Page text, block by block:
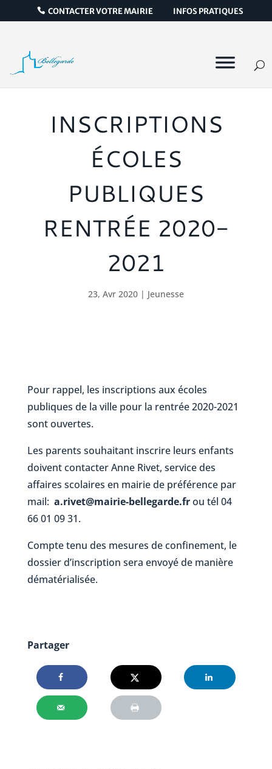
CONTACTER VOTRE MAIRIE INFOS PRATIQUES
INSCRIPTIONS
ÉCOLES
PUBLIQUES
RENTRÉE 2020-
2021
23, Avr 2020| Jeunesse
Pour rappel, les inscriptions aux écoles
publiques de la ville pour la rentrée 2020-2021
sont ouvertes.
Les parents souhaitant inscrire leurs enfants
doivent contacter Anne Rivet, service des
affaires scolaires en mairie de préférence par
mail: a.rivet@mairie-bellegarde.frou tél 04
66 01 09 31.
Compte tenu des mesures de confinement, le
dossier d’inscription sera envoyé de manière
dématérialisée.
Partager